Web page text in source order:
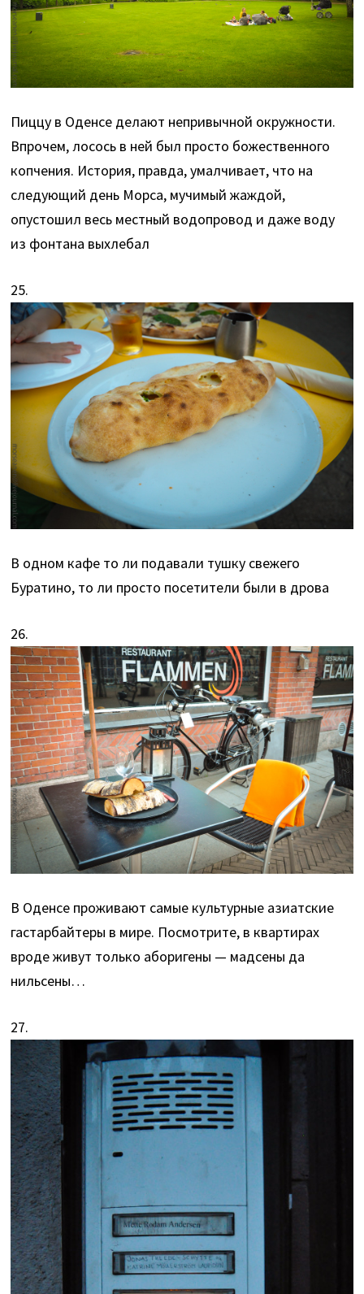
Пиццу в Оденсе делают непривычной окружности.
Впрочем, лосось в ней был просто божественного
копчения. История, правда, умалчивает, что на
следующий день Морса, мучимый жаждой,
опустошил весь местный водопровод и даже воду
из фонтана выхлебал
25.
В одном кафе то ли подавали тушку свежего
Буратино, то ли просто посетители были в дрова
26.
В Оденсе проживают самые культурные азиатские
гастарбайтеры в мире. Посмотрите, в квартирах
вроде живут только аборигены — мадсены да
нильсены…
27.